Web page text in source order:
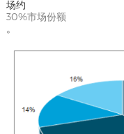
场约
30%市场份额
。